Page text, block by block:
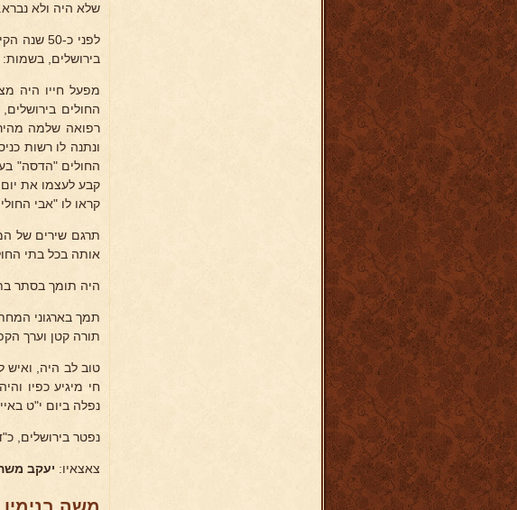
שלא היה ולא נברא.
לפני כ-50
בירושלים, בשמות:
מפעל חייו היה
החולים
רפואה שלמה
ונתנה לו רשות
החולים "הדסה"
קבע לעצמו את
קראו לו "אבי
תרגם שירים של
אותה בכל בתי
היה תומך בסתר
תמך בארגוני
תורה קטן וערך
טוב לב היה, ואיש
חי מיגיע כפיו
נפלה ביום י"ט
נפטר בירושלים, כ"ד
צאצאיו: יעקב
משה בנימין